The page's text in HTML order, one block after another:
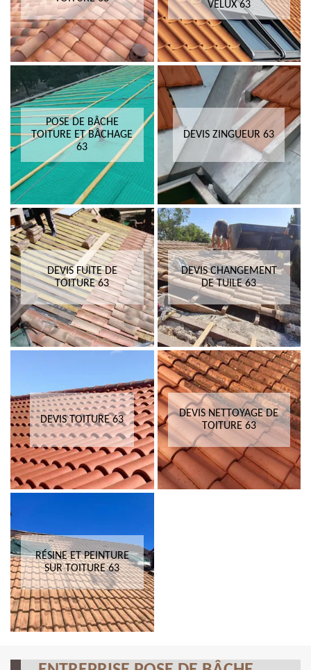
VELUX 63
POSE DE BÂCHE
TOITURE ET BÂCHAGE
63
DEVIS ZINGUEUR 63
DEVIS FUITE DE
TOITURE 63
DEVIS CHANGEMENT
DE TUILE 63
DEVIS TOITURE 63
DEVIS NETTOYAGE DE
TOITURE 63
RÉSINE ET PEINTURE
SUR TOITURE 63